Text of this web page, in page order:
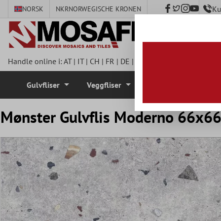
NORSK NKRNORWEGISCHE KRONEN
Handle online i:AT| IT| CH | FR | DE |
Gulvfliser Veggfliser
Mønster Gulvflis Moderno